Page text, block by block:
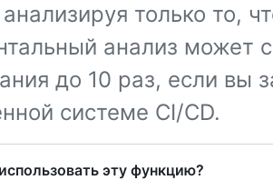
только то,
анализ может
до 10 раз, если вы
системе CI/CD.
эту функцию?